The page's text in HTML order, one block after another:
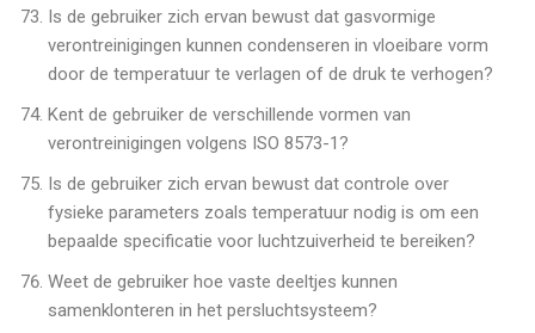
Is de gebruiker zich ervan bewust dat gasvormige
verontreinigingen kunnen condenseren in vloeibare vorm
door de temperatuur te verlagen of de druk te verhogen?
Kent de gebruiker de verschillende vormen van
verontreinigingen volgens ISO 8573-1?
Is de gebruiker zich ervan bewust dat controle over
fysieke parameters zoals temperatuur nodig is om een
bepaalde specificatie voor luchtzuiverheid te bereiken?
Weet de gebruiker hoe vaste deeltjes kunnen
samenklonteren in het persluchtsysteem?